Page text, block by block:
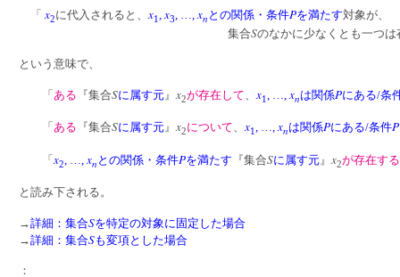
「 x2に代入されると、 x1 x3 xn との関係・条件Pを満たす対象が、
集合Sのなかに少なくとも一つは
という意味で、
「ある 『集合Sに属す元 』 x2が存在して x1 xnは関係Pにある/条
「 ある 『集合Sに属す元』x2について、x1, …,xnは関係Pにある/条件P
「 x2 xn との関係・条件Pを満たす 『集合Sに属す元 』 x2が存在する
と読み下される。
→詳細：集合Sを特定の対象に固定した場合
→詳細：集合Sも変項とした場合
：